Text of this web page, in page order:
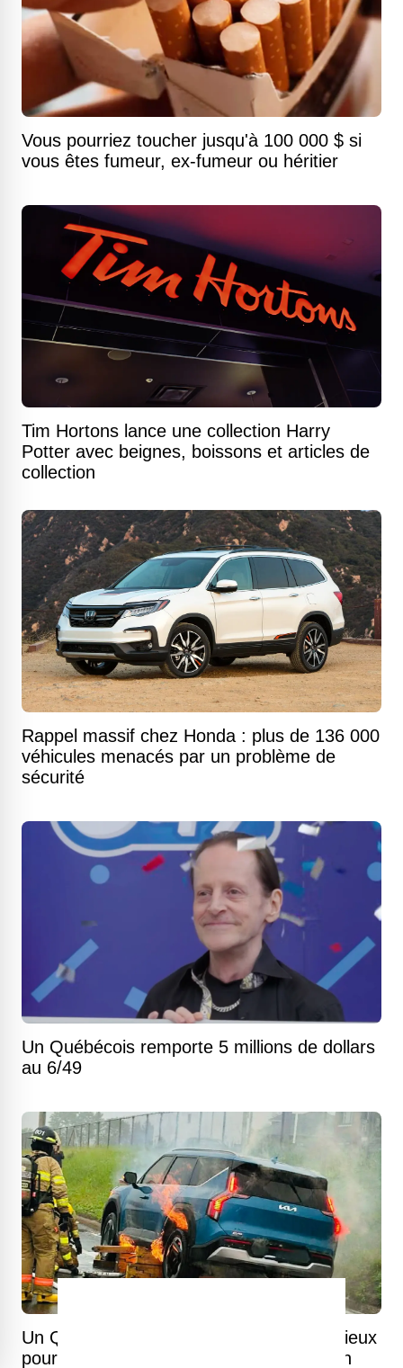
Vous pourriez toucher jusqu'à 100 000 $ si
vous êtes fumeur, ex-fumeur ou héritier
Tim Hortons lance une collection Harry
Potter avec beignes, boissons et articles de
collection
Rappel massif chez Honda : plus de 136 000
véhicules menacés par un problème de
sécurité
Un Québécois remporte 5 millions de dollars
au 6/49
Un Québécois invente un système ingénieux
pour éteindre les véhicules électriques en